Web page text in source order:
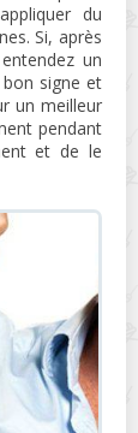
du
Si, après
un
signe et
un meilleur
pendant
et de le